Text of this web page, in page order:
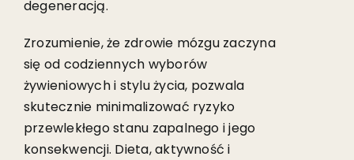
degeneracją.
Zrozumienie, że zdrowie mózgu zaczyna
się od codziennych wyborów
żywieniowych i stylu życia, pozwala
skutecznie minimalizować ryzyko
przewlekłego stanu zapalnego i jego
konsekwencji. Dieta, aktywność i